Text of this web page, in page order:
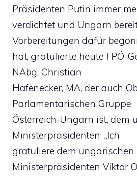
Präsidenten Putin immer
verdichtet und Ungarn
Vorbereitungen dafür
hat, gratulierte heute FPÖ-
NAbg. Christian
Hafenecker, MA, der auch
Parlamentarischen Gruppe
Österreich-Ungarn ist, dem
Ministerpräsidenten: „Ich
gratuliere dem ungarischen
Ministerpräsidenten Viktor